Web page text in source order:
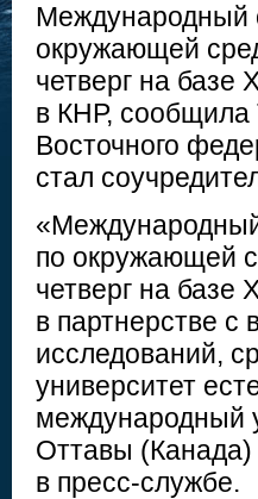
Международный
окружающей
четверг на базе
в КНР,
Восточного
стал
по окружающей
четверг на базе
в партнерстве с
исследований,
университет
международный
Оттавы
в пресс-службе.